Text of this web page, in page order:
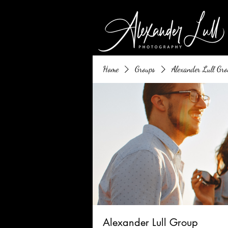
Home Groups Alexander Lull
Alexander Lull Group